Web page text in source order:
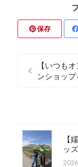
保存
【いつも
ンショップ
もなるお得
【
ッ
の